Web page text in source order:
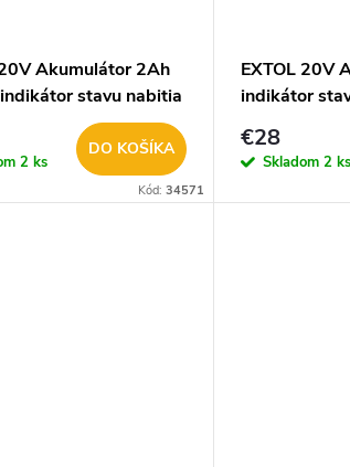
Akumulátor 2Ah
stavu nabitia
2 ks
DO KOŠÍKA
Kód: 34571
EXTOL 20V
indikátor
€28
Skladom 2 ks